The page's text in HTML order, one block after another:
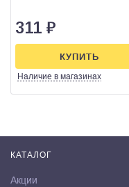
311 ₽
Наличие в магазинах
КУПИТЬ
КАТАЛОГ
Акции